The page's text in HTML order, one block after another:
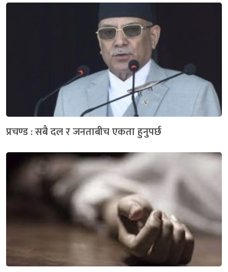
प्रचण्ड : सबै दल र जनताबीच एकता हुनुपर्छ